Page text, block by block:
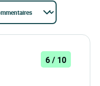
6 / 10